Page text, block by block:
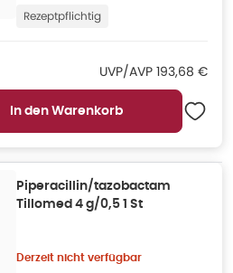
Rezeptpflichtig
UVP/AVP UVP/AVP
193,68 €
In den Warenkorb
Piperacillin/tazobactam
Tillomed 4 g/0,5 1 St
Derzeit nicht verfügbar